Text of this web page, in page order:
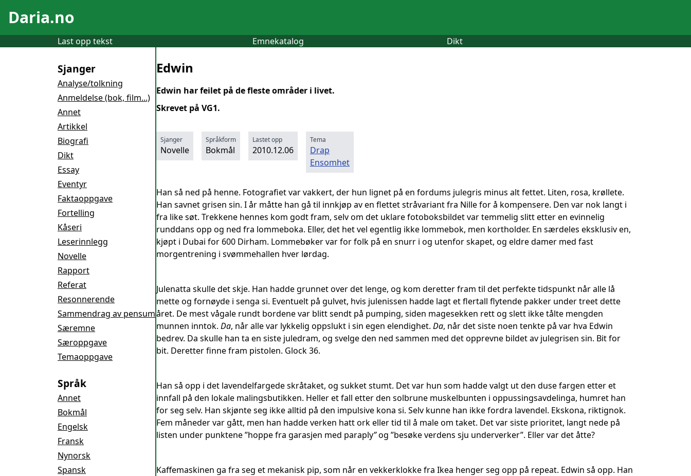
Daria.no
Last opp tekst Emnekatalog Dikt
Sjanger
Analyse/tolkning
Anmeldelse (bok, film...)
Annet
Artikkel
Biografi
Dikt
Essay
Eventyr
Faktaoppgave
Fortelling
Kåseri
Leserinnlegg
Novelle
Rapport
Referat
Resonnerende
Sammendrag av pensum
Særemne
Særoppgave
Temaoppgave
Språk
Annet
Bokmål
Engelsk
Fransk
Nynorsk
Spansk
Edwin
Edwin har feilet på de fleste områder i livet.
Skrevet på VG1.
Sjanger
Novelle
Språkform
Bokmål
Lastet opp
2010.12.06
Tema
Drap
Ensomhet
Han så ned på henne. Fotografiet var vakkert, der hun lignet på en fordums julegris minus alt fettet. Liten, rosa, krøllete.
Han savnet grisen sin. I år måtte han gå til innkjøp av en flettet stråvariant fra Nille for å kompensere. Den var nok langt i
fra like søt. Trekkene hennes kom godt fram, selv om det uklare fotoboksbildet var temmelig slitt etter en evinnelig
runddans opp og ned fra lommeboka. Eller, det het vel egentlig ikke lommebok, men kortholder. En særdeles eksklusiv en,
kjøpt i Dubai for 600 Dirham. Lommebøker var for folk på en snurr i og utenfor skapet, og eldre damer med fast
morgentrening i svømmehallen hver lørdag.
Julenatta skulle det skje. Han hadde grunnet over det lenge, og kom deretter fram til det perfekte tidspunkt når alle lå
mette og fornøyde i senga si. Eventuelt på gulvet, hvis julenissen hadde lagt et flertall flytende pakker under treet dette
året. De mest vågale rundt bordene var blitt sendt på pumping, siden magesekken rett og slett ikke tålte mengden
munnen inntok. Da, når alle var lykkelig oppslukt i sin egen elendighet. Da, når det siste noen tenkte på var hva Edwin
bedrev. Da skulle han ta en siste juledram, og svelge den ned sammen med det opprevne bildet av julegrisen sin. Bit for
bit. Deretter finne fram pistolen. Glock 36.
Han så opp i det lavendelfargede skråtaket, og sukket stumt. Det var hun som hadde valgt ut den duse fargen etter et
innfall på den lokale malingsbutikken. Heller et fall etter den solbrune muskelbunten i oppussingsavdelinga, humret han
for seg selv. Han skjønte seg ikke alltid på den impulsive kona si. Selv kunne han ikke fordra lavendel. Ekskona, riktignok.
Fem måneder var gått, men han hadde verken hatt ork eller tid til å male om taket. Det var siste prioritet, langt nede på
listen under punktene ”hoppe fra garasjen med paraply”og ”besøke verdens sju underverker”. Eller var det åtte?
Kaffemaskinen ga fra seg et mekanisk pip, som når en vekkerklokke fra Ikea henger seg opp på repeat. Edwin så opp. Han